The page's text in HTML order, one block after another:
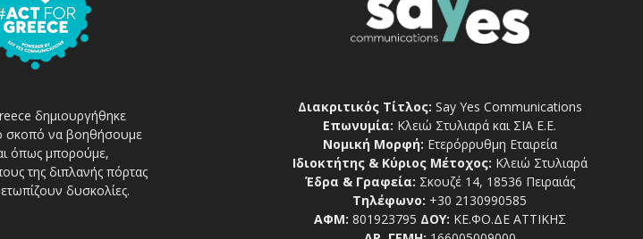
δημιουργήθηκε
σκοπό να βοηθήσουμε
όπως μπορούμε,
της διπλανής πόρτας
δυσκολίες.
Διακριτικός Τίτλος: Say Yes Communications
Επωνυμία: Κλειώ Στυλιαρά και ΣΙΑ Ε.Ε.
Νομική Μορφή: Ετερόρρυθμη Εταιρεία
Ιδιοκτήτης & Κύριος Μέτοχος: Κλειώ Στυλιαρά
Έδρα & Γραφεία: Σκουζέ 14, 18536 Πειραιάς
Τηλέφωνο: +30 2130990585
ΑΦΜ: 801923795 ΔΟΥ: ΚΕ.ΦΟ.ΔΕ ΑΤΤΙΚΗΣ